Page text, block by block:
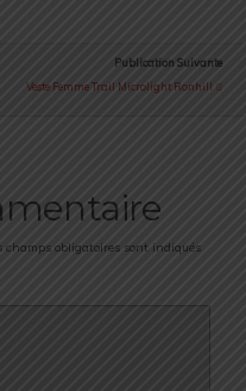
Publication Suivante
Veste Femme Trail Microlight Ronhill
champs obligatoires sont indiqués